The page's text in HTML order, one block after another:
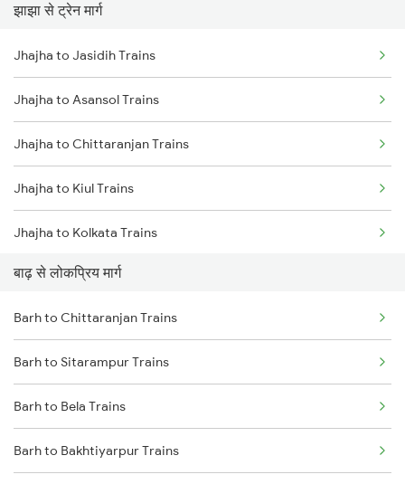
Barh to Asansol Trains
Barh to Chittaranjan Trains
Barh to Jamui Trains
Barh to Kolkata Trains
Barh to Mughal Sarai Trains
झाझा से ट्रेन मार्ग
Jhajha to Jasidih Trains
Jhajha to Asansol Trains
Jhajha to Chittaranjan Trains
Jhajha to Kiul Trains
Jhajha to Kolkata Trains
Jhajha to Durgapur Trains
Jhajha to Patna Trains
Jhajha to Jamui Trains
Jhajha to Burdwan Trains
बाढ़ से लोकप्रिय मार्ग
Barh to Chittaranjan Trains
Barh to Sitarampur Trains
Barh to Bela Trains
Barh to Bakhtiyarpur Trains